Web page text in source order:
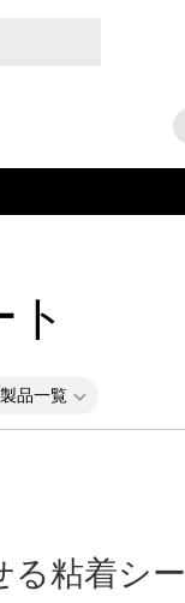
品一覧
る粘着シ